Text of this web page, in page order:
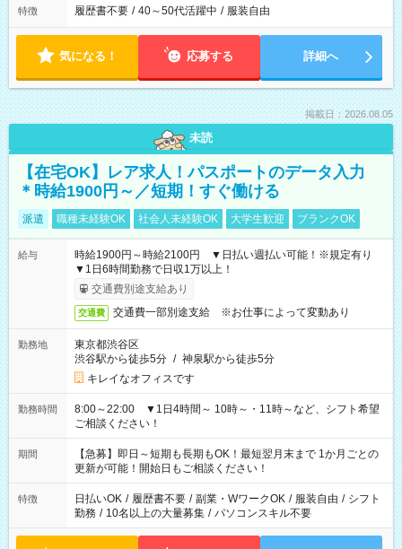
特徴 履歴書不要 / 40～50代活躍中 / 服装自由
気になる！ 応募する 詳細へ
掲載日：2026.08.05
未読
【在宅OK】レア求人！パスポートのデータ入力
＊時給1900円～／短期！すぐ働ける
派遣 職種未経験OK 社会人未経験OK 大学生歓迎 ブランクOK
給与
時給1900円～時給2100円 ▼日払い週払い可能！※規定有り
▼1日6時間勤務で日収1万以上！
交通費別途支給あり
交通費 交通費一部別途支給 ※お仕事によって変動あり
勤務地
東京都渋谷区
渋谷駅から徒歩5分 / 神泉駅から徒歩5分
キレイなオフィスです
勤務時間
8:00～22:00 ▼1日4時間～ 10時～・11時～など、シフト希望
ご相談ください！
期間
【急募】即日～短期も長期もOK！最短翌月末まで 1か月ごとの
更新が可能！開始日もご相談ください！
特徴 日払いOK / 履歴書不要 / 副業・WワークOK / 服装自由 / シフト
勤務 / 10名以上の大量募集 / パソコンスキル不要